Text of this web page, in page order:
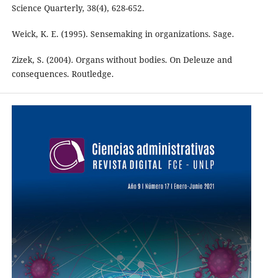
Science Quarterly, 38(4), 628-652.
Weick, K. E. (1995). Sensemaking in organizations. Sage.
Zizek, S. (2004). Organs without bodies. On Deleuze and
consequences. Routledge.